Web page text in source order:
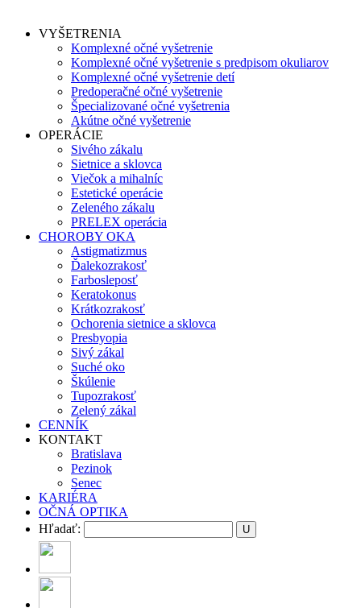
VYŠETRENIA
Komplexné očné vyšetrenie
Komplexné očné vyšetrenie s predpisom okuliarov
Komplexné očné vyšetrenie detí
Predoperačné očné vyšetrenie
Špecializované očné vyšetrenia
Akútne očné vyšetrenie
OPERÁCIE
Sivého zákalu
Sietnice a sklovca
Viečok a mihalníc
Estetické operácie
Zeleného zákalu
PRELEX operácia
CHOROBY OKA
Astigmatizmus
Ďalekozrakosť
Farbosleposť
Keratokonus
Krátkozrakosť
Ochorenia sietnice a sklovca
Presbyopia
Sivý zákal
Suché oko
Škúlenie
Tupozrakosť
Zelený zákal
CENNÍK
KONTAKT
Bratislava
Pezinok
Senec
KARIÉRA
OČNÁ OPTIKA
Hľadať: